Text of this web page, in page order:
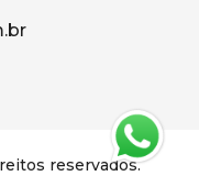
reservados.